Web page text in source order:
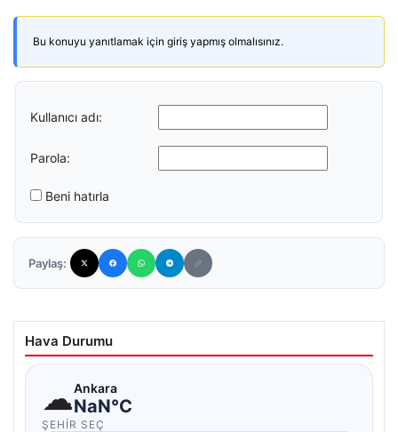
Bu konuyu yanıtlamak için giriş yapmış olmalısınız.
Kullanıcı adı:
Parola:
Beni hatırla
Paylaş:
Hava Durumu
☁Ankara
NaN°C
ŞEHIR SEÇ